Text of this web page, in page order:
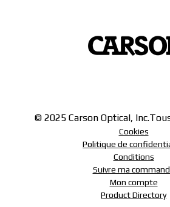
© 2025 Carson Optical, Inc.
Cookies
Politique de
Conditions
Suivre ma
Mon compte
Product Directory